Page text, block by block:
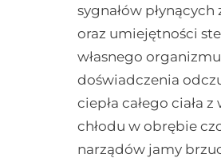
sygnałów płynących
oraz umiejętności
własnego
doświadczenia
ciepła całego ciała
chłodu w obrębie
narządów jamy